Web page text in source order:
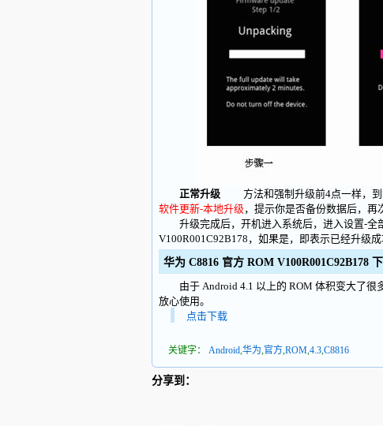
正常升级 方法和强制升级前4点一样，到
软件更新-本地升级 ，提示你是否备份数据后，再
升级完成后，开机进入系统后，进入设置-全
V100R001C92B178，如果是，即表示已经升级成
华为 C8816 官方 ROM V100R001C92B178
由于 Android 4.1 以上的 ROM 体积变大了很
放心使用。
点击下载
关键字： Android 华为 官方 ROM 4.3 C8816
分享到：